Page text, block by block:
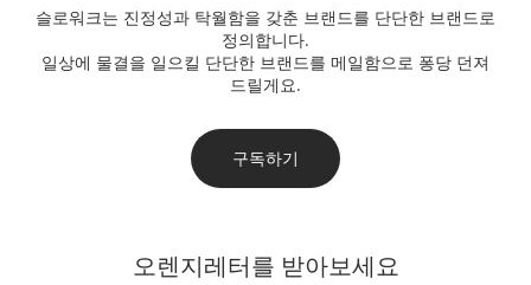
슬로워크는 진정성과 탁월함을 갖춘 브랜드를 단단한 브랜드로
정의합니다.
일상에 물결을 일으킬 단단한 브랜드를 메일함으로 퐁당 던져
드릴게요.
구독하기
오렌지레터를 받아보세요